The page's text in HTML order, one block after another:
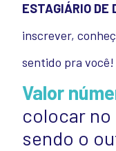
ESTAGIÁRIO DE
inscrever,
sentido pra você!
Valor
colocar
sendo o